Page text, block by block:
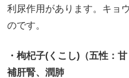
利尿作用があります。キョ
のです。
・枸杞子(くこし)（五性：
補肝腎、潤肺